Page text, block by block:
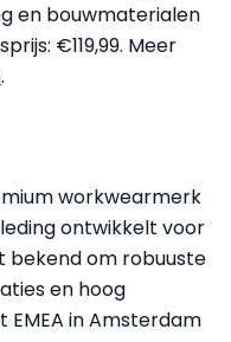
en bouwmaterialen
€119,99. Meer
.
workwearmerk
ontwikkelt voor
bekend om robuuste
en hoog
in Amsterdam